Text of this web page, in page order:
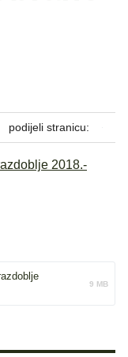
podijeli stranicu:
2018.-
9 MB